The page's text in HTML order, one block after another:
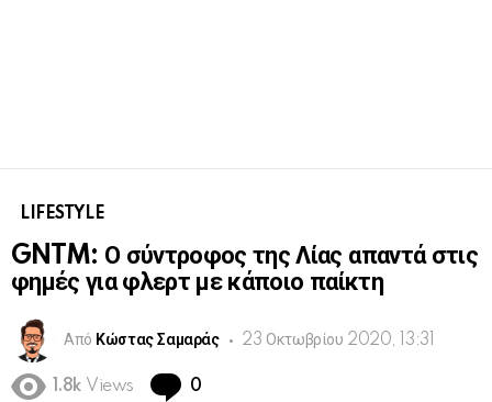
LIFESTYLE
GNTM: Ο σύντροφος της Λίας απαντά στις
φημές για φλερτ με κάποιο παίκτη
Από Κώστας Σαμαράς 23 Οκτωβρίου 2020, 13:31
1.8k Views 0